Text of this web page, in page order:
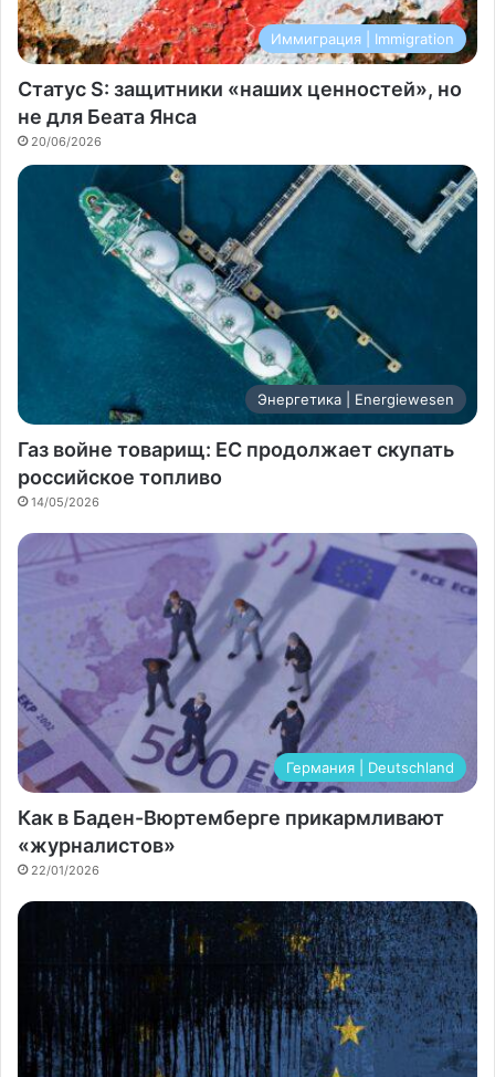
Иммиграция | Immigration
Статус S: защитники «наших ценностей», но
не для Беата Янса
20/06/2026
Энергетика | Energiewesen
Газ войне товарищ: ЕС продолжает скупать
российское топливо
14/05/2026
Германия | Deutschland
Как в Баден-Вюртемберге прикармливают
«журналистов»
22/01/2026